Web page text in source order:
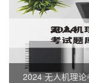
2024 无人机理